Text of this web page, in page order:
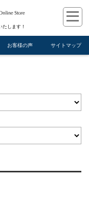
します！
お客様の声 サイトマップ